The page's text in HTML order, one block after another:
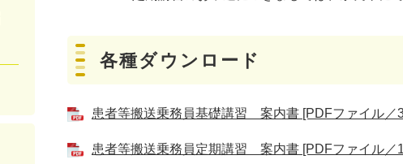
各種ダウンロード
患者等搬送乗務員基礎講習 案内書 [PDFファイル／
患者等搬送乗務員定期講習 案内書 [PDFファイル／